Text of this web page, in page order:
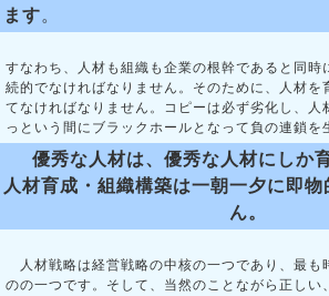
ます。
すなわち、人材も組織も企業の根幹であると同時
続的でなければなりません。そのために、人材を
てなければなりません。コピーは必ず劣化し、人
っという間にブラックホールとなって負の連鎖を
優秀な人材は、優秀な人材にしか
人材育成・組織構築は一朝一夕に即
ん。
人材戦略は経営戦略の中核の一つであり、最も
のの一つです。そして、当然のことながら正しい